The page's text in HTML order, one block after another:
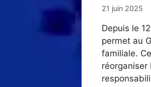
21 juin 2025
Depuis le
permet au
familiale.
réorganiser